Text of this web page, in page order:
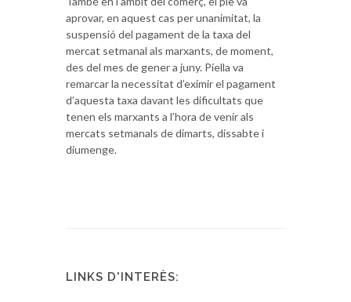
aprovar, en aquest cas per unanimitat, la
suspensió del pagament de la taxa del
mercat setmanal als marxants, de moment,
des del mes de gener a juny. Piella va
remarcar la necessitat d’eximir el pagament
d’aquesta taxa davant les dificultats que
tenen els marxants a l’hora de venir als
mercats setmanals de dimarts, dissabte i
diumenge.
LINKS D'INTERÈS: